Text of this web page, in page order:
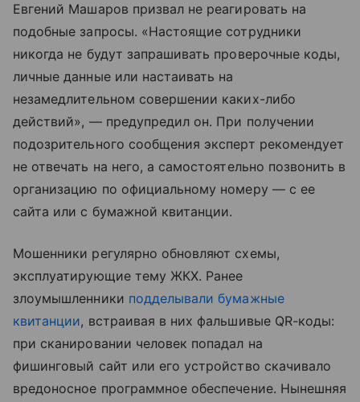
Евгений Машаров призвал не реагировать на
подобные запросы. «Настоящие сотрудники
никогда не будут запрашивать проверочные коды,
личные данные или настаивать на
незамедлительном совершении каких-либо
действий», — предупредил он. При получении
подозрительного сообщения эксперт рекомендует
не отвечать на него, а самостоятельно позвонить в
организацию по официальному номеру — с ее
сайта или с бумажной квитанции.
Мошенники регулярно обновляют схемы,
эксплуатирующие тему ЖКХ. Ранее
злоумышленники подделывали бумажные
квитанции, встраивая в них фальшивые QR-коды:
при сканировании человек попадал на
фишинговый сайт или его устройство скачивало
вредоносное программное обеспечение. Нынешняя